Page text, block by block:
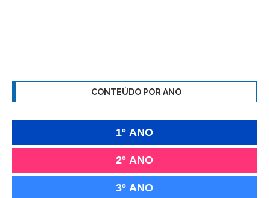
CONTEÚDO POR ANO
1º ANO
2º ANO
3º ANO